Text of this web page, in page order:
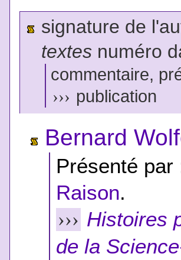
signature de
textesnuméro
commentaire,
››› publication
Bernard
Présenté
Raison.
››› Histoires
de la